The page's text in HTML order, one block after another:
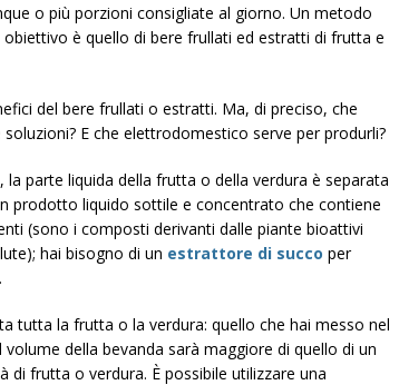
o più porzioni consigliate al giorno. Un metodo
è quello di bere frullati ed estratti di frutta e
del bere frullati o estratti. Ma, di preciso, che
E che elettrodomestico serve per produrli?
parte liquida della frutta o della verdura è separata
prodotto liquido sottile e concentrato che contiene
(sono i composti derivanti dalle piante bioattivi
hai bisogno di un estrattore di succo per
tutta la frutta o la verdura: quello che hai messo nel
della bevanda sarà maggiore di quello di un
di frutta o verdura. È possibile utilizzare una